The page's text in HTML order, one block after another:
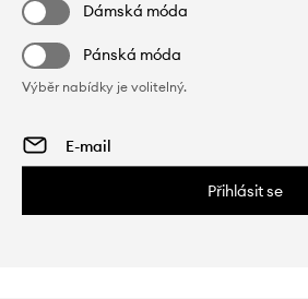
Dámská móda
Pánská móda
Výběr nabídky je volitelný.
Přihlásit se